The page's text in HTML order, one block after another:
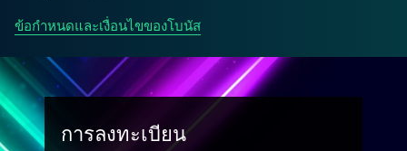
ข้อกำหนดและเงื่อนไขของโบนัส
การลงทะเบียน